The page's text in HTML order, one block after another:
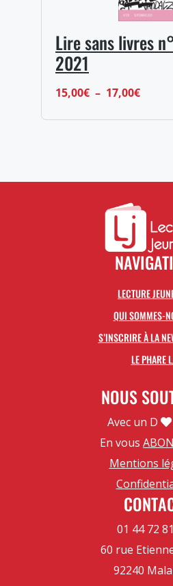
Lire sans livres
2021
15,00€ – 17,00€Plage
à
LECTURE
QUI SOMMES-
S’INSCRIRE À LA
LE PHARE
NOUS
Avec un D
En vous
Mentions
01 44 72
60 rue
92240